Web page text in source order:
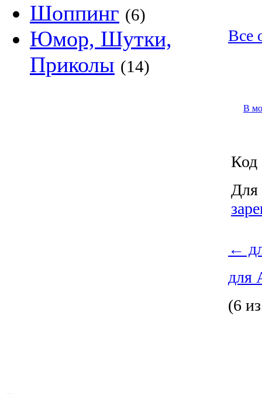
Шоппинг (6)
Юмор, Шутки,
Приколы (14)
Все
В
Код
Для
←
для
(6